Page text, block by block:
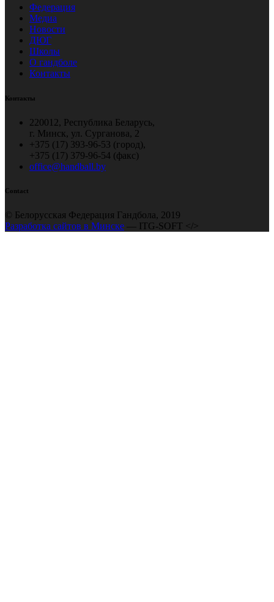
Федерация
Медиа
Новости
ДЮГ
Школы
О гандболе
Контакты
Контакты
220012, Республика Беларусь,
г. Минск, ул. Сурганова, 2
+375 (17) 393-96-53 (город),
+375 (17) 379-96-54 (факс)
office@handball.by
Contact
© Белорусская Федерация Гандбола, 2019
Разработка сайтов в Минске — ITG-SOFT </>